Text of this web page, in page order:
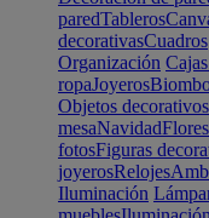
paredTableros
decorativasCuadros
Organización
ropaJoyeros
Objetos decorativos
mesaNavidad
fotosFiguras
joyerosRelojes
Iluminación